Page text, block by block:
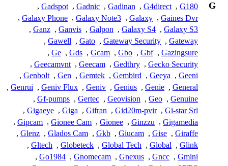
G
G180
,
G4direct
,
Gadinan
,
Gadnic
,
Gadspot
,
Gaines Dvr
,
Galaxy
,
Galaxy Note3
,
Galaxy Phone
,
Galaxy S3
,
Galaxy S4
,
Galpon
,
Ganvis
,
Ganz
,
Gateway
,
Gateway Security
,
Gato
,
Gawell
,
Gazingsure
,
Gbf
,
Gbo
,
Gcam
,
Gds
,
Ge
,
Gecko Security
,
Gedthry
,
Geecam
,
Geecamvnt
,
Geeni
,
Geeya
,
Gembird
,
Gemtek
,
Gen
,
Genbolt
,
General
,
Genie
,
Genius
,
Geniv
,
Geniv Flux
,
Genrui
,
Genuine
,
Geo
,
Geovision
,
Gertec
,
Gf-pumps
,
Gi-star Srl
,
Gid20m-pvir
,
Gifran
,
Giga
,
Gigaeye
,
Gigamedia
,
Ginzzu
,
Gionee
,
Gionee Cam
,
Gipcam
,
Giraffe
,
Gise
,
Giucam
,
Gkb
,
Glados Cam
,
Glenz
,
Glink
,
Global
,
Global Tech
,
Globeteck
,
Gltech
,
Gmini
,
Gncc
,
Gnexus
,
Gnomecam
,
Go1984
,